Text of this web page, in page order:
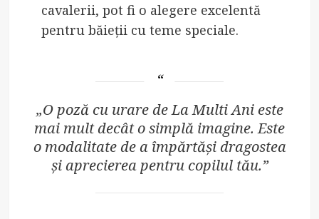
cavalerii, pot fi o alegere excelentă
pentru băieții cu teme speciale.
„O poză cu urare de La Multi Ani este
mai mult decât o simplă imagine. Este
o modalitate de a împărtăși dragostea
și aprecierea pentru copilul tău.”